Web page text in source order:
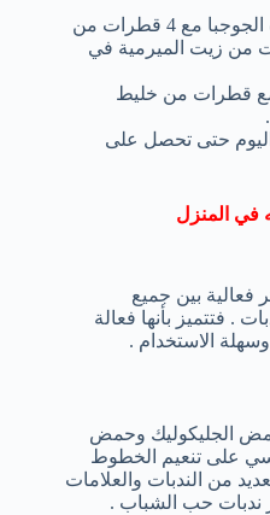
اخلط 2 ملعقة كبيرة من زيت الجوجبا مع 4 قطرات من
و 4 قطرات من زيت الميرمية في
قطرات من خليط
حتى تحصل على
في المنزل
فعالية بين جميع
. فتتميز بأنها فعالة
الاستخدام .
الجليكوليك وحمض
على تنعيم الخطوط
من الندبات والعلامات
ندبات حب الشباب .